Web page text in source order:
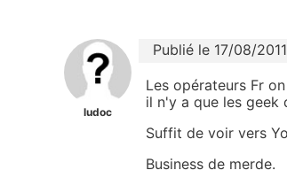
ludoc
Publié le 17/08/
Les opérateurs Fr
il n'y a que les geek
Suffit de voir vers
Business de merde.